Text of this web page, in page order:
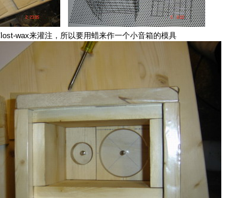
wax来灌注，所以要用蜡来作一个小音箱的模具